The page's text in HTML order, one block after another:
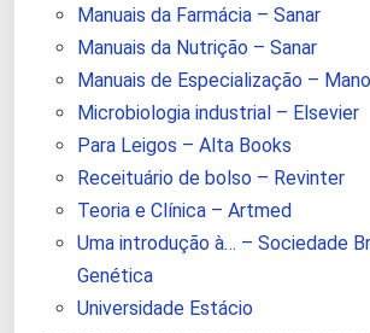
Manuais da Farmácia – Sanar
Manuais da Nutrição – Sanar
Manuais de Especialização –
Microbiologia industrial – Elsevier
Para Leigos – Alta Books
Receituário de bolso – Revinter
Teoria e Clínica – Artmed
Uma introdução à… – Sociedade
Genética
Universidade Estácio